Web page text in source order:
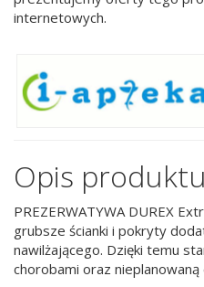
internetowych.
Opis produktu
PREZERWATYWA DUREX
grubsze ścianki i pokryty
nawilżającego. Dzięki temu
chorobami oraz nieplanowaną